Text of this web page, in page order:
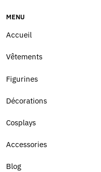
MENU
Accueil
Vêtements
Figurines
Décorations
Cosplays
Accessories
Blog